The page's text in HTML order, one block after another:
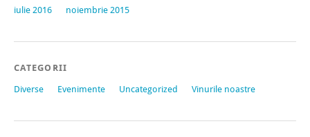
iulie 2016
noiembrie 2015
CATEGORII
Diverse Evenimente Uncategorized Vinurile noastre